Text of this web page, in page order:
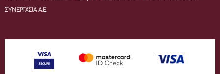
ΣΥΝΕΡΓΑΣΙΑ Α.Ε.